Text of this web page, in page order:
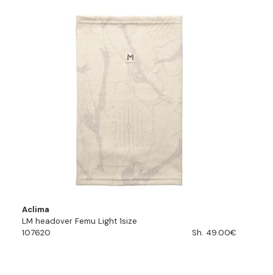
Aclima
LM headover Femu Light 1size
107620
Sh. 49.00€